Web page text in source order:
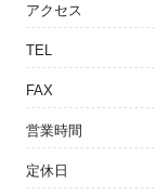
アクセス
TEL
FAX
営業時間
定休日